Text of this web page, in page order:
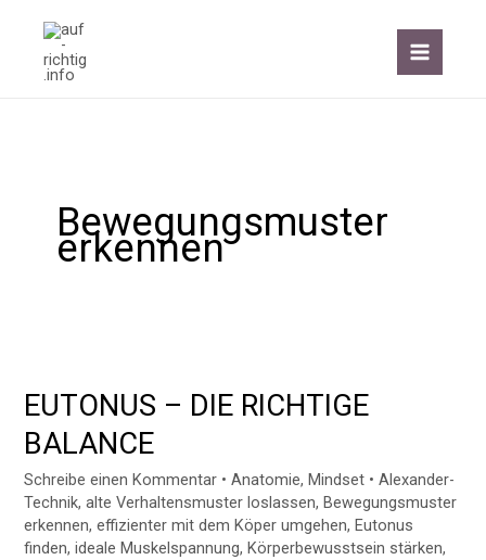
springen
Bewegungsmuster
erkennen
EUTONUS – DIE RICHTIGE
BALANCE
Schreibe einen Kommentar •Anatomie,Mindset •Alexander-
Technik,alte Verhaltensmuster loslassen,Bewegungsmuster
erkennen,effizienter mit dem Köper umgehen,Eutonus
finden,ideale Muskelspannung,Körperbewusstsein stärken,
DIE
RICHTIGE
BALANCE